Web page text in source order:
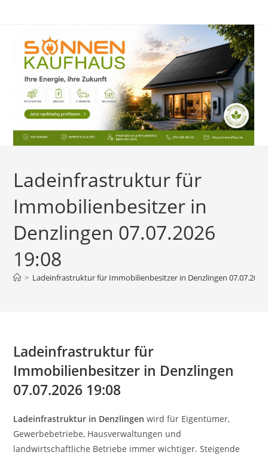
Ladeinfrastruktur für
Immobilienbesitzer in
Denzlingen 07.07.2026
19:08
> Ladeinfrastruktur für Immobilienbesitzer in Denzlingen 07.07.2026
Ladeinfrastruktur für
Immobilienbesitzer in Denzlingen
07.07.2026 19:08
Ladeinfrastruktur in Denzlingen wird für Eigentümer,
Gewerbebetriebe, Hausverwaltungen und
landwirtschaftliche Betriebe immer wichtiger. Steigende